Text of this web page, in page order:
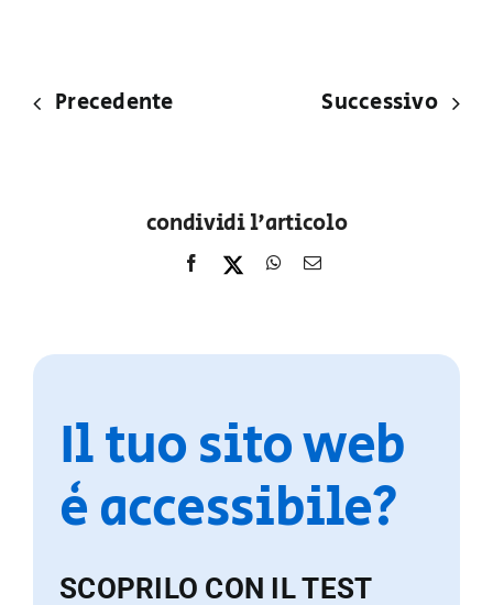
Precedente Successivo
condividi l'articolo
Il tuo sito web
è accessibile?
SCOPRILO CON IL TEST